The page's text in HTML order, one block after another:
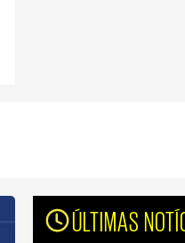
ÚLTIMAS